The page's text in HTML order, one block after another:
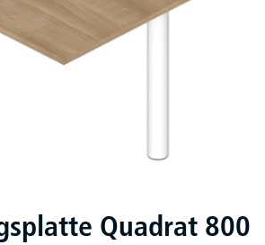
Quadrat 800